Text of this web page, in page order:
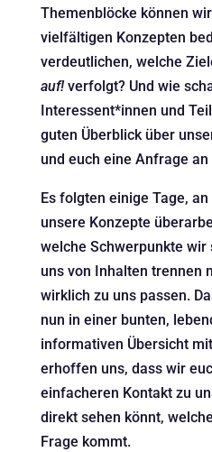
Themenblöcke können
vielfältigen Konzepten
verdeutlichen, welche
auf!verfolgt? Und wie
Interessent*innen und
guten Überblick über
und euch eine Anfrage
Es folgten einige Tage,
unsere Konzepte
welche Schwerpunkte wir
uns von Inhalten trennen
wirklich zu uns passen.
nun in einer bunten,
informativen Übersicht
erhoffen uns, dass wir
einfacheren Kontakt zu
direkt sehen könnt,
Frage kommt.